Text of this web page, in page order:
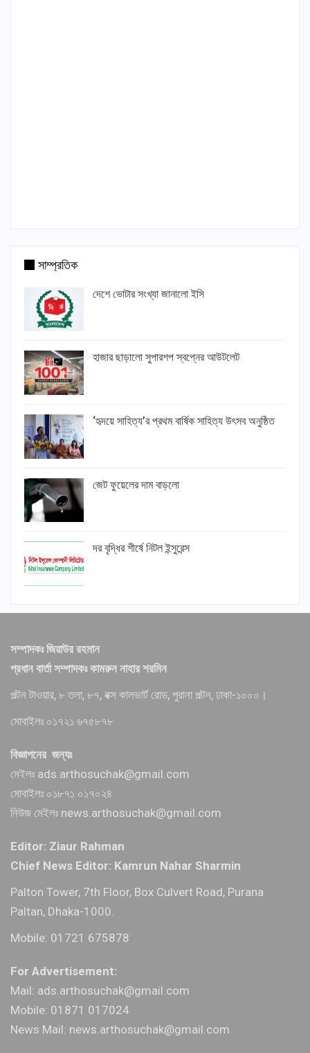
সাম্প্রতিক
দেশে ভোটার সংখ্যা জানালো ইসি
হাজার ছাড়ালো সুপারশপ স্বপ্নের আউটলেট
‘হৃদয়ে সাহিত্য’র প্রথম বার্ষিক সাহিত্য উৎসব অনুষ্ঠিত
জেট ফুয়েলের দাম বাড়লো
দর বৃদ্ধির শীর্ষে নিটল ইন্সুরেন্স
সম্পাদকঃ জিয়াউর রহমান
প্রধান বার্তা সম্পাদকঃ কামরুন নাহার শরমিন
পল্টন টাওয়ার, ৮ তলা, ৮৭, বক্স কালভার্ট রোড, পুরানা পল্টন, ঢাকা-১০০০।
মোবাইলঃ ০১৭২১ ৬৭৫৮৭৮
বিজ্ঞাপনের জন্যঃ
মেইলঃ ads.arthosuchak@gmail.com
মোবাইলঃ ০১৮৭১ ০১৭০২৪
নিউজ মেইলঃ news.arthosuchak@gmail.com
Editor: Ziaur Rahman
Chief News Editor: Kamrun Nahar Sharmin
Palton Tower, 7th Floor, Box Culvert Road, Purana
Paltan, Dhaka-1000.
Mobile: 01721 675878
For Advertisement:
Mail: ads.arthosuchak@gmail.com
Mobile: 01871 017024
News Mail: news.arthosuchak@gmail.com